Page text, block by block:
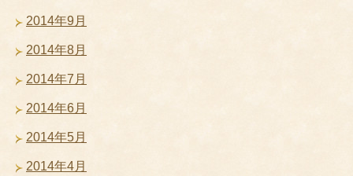
2014年9月
2014年8月
2014年7月
2014年6月
2014年5月
2014年4月